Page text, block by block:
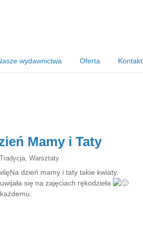
wydawnictwa Oferta Kontakt
Mamy i Taty
Tradycja, Warsztaty
dzień mamy i taty takie kwiaty.
się na zajęciach rękodzieła